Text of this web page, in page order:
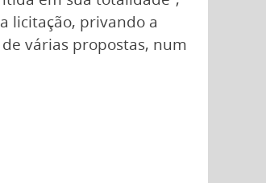
licitação, privando a
várias propostas, num